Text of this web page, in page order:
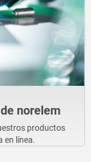
norelem
productos
en línea.